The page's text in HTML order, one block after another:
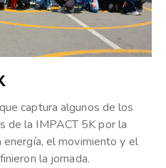
captura algunos de los
de la IMPACT 5K por la
el movimiento y el
la jornada.